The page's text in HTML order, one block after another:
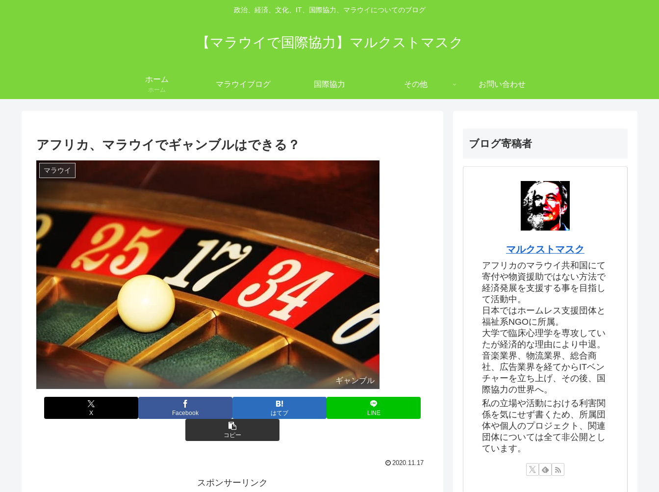
政治、経済、文化、IT、国際協力、マラウイについてのブログ
【マラウイで国際協力】マルクストマスク
ホーム
ホーム
マラウイブログ 国際協力 その他 お問い合わせ
アフリカ、マラウイでギャンブルはできる？
マラウイ
ギャンブル
X Facebook はてブ LINE
コピー
2020.11.17
スポンサーリンク
ブログ寄稿者
マルクストマスク
アフリカのマラウイ共和国にて
寄付や物資援助ではない方法で
経済発展を支援する事を目指し
て活動中。
日本ではホームレス支援団体と
福祉系NGOに所属。
大学で臨床心理学を専攻してい
たが経済的な理由により中退。
音楽業界、物流業界、総合商
社、広告業界を経てからITベン
チャーを立ち上げ、その後、国
際協力の世界へ。
私の立場や活動における利害関
係を気にせず書くため、所属団
体や個人のプロジェクト、関連
団体については全て非公開とし
ています。